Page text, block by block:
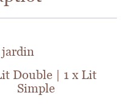
jardin
Double | 1 x Lit
Simple